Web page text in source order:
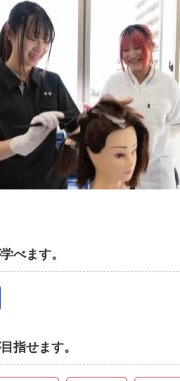
べます。
指せます。